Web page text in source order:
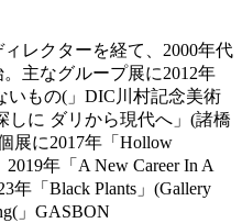
レクターを経て、2000年代
主なグループ展に2012年
いもの(」DIC川村記念美術
しに ダリから現代へ」(諸橋
展に2017年「Hollow
2019年「A New Career In A
年「Black Plants」(Gallery
」GASBON